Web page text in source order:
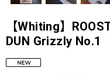
【Whiting】
DUN Grizzly No.1